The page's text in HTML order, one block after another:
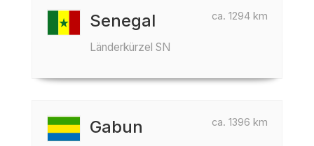
ca. 1294 km
Senegal
Länderkürzel SN
ca. 1396 km
Gabun